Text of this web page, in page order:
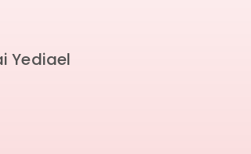
Yediael